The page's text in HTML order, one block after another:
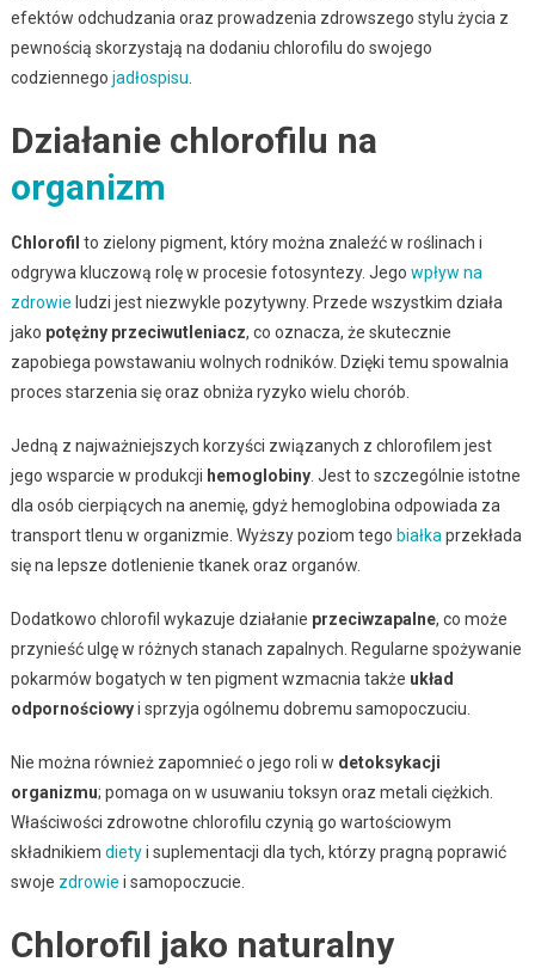
efektów odchudzania oraz prowadzenia zdrowszego stylu życia z
pewnością skorzystają na dodaniu chlorofilu do swojego
codziennego jadłospisu
Działanie chlorofilu na
organizm
Chlorofil to zielony pigment, który można znaleźć w roślinach i
odgrywa kluczową rolę w procesie fotosyntezy. Jego wpływ na
zdrowie ludzi jest niezwykle pozytywny. Przede wszystkim działa
jako potężny przeciwutleniacz, co oznacza, że skutecznie
zapobiega powstawaniu wolnych rodników. Dzięki temu spowalnia
proces starzenia się oraz obniża ryzyko wielu chorób.
Jedną z najważniejszych korzyści związanych z chlorofilem jest
jego wsparcie w produkcji hemoglobiny. Jest to szczególnie istotne
dla osób cierpiących na anemię, gdyż hemoglobina odpowiada za
transport tlenu w organizmie. Wyższy poziom tego białka przekłada
się na lepsze dotlenienie tkanek oraz organów.
Dodatkowo chlorofil wykazuje działanie przeciwzapalne, co może
przynieść ulgę w różnych stanach zapalnych. Regularne spożywanie
pokarmów bogatych w ten pigment wzmacnia także układ
odpornościowyi sprzyja ogólnemu dobremu samopoczuciu.
Nie można również zapomnieć o jego roli w detoksykacji
organizmu; pomaga on w usuwaniu toksyn oraz metali ciężkich.
Właściwości zdrowotne chlorofilu czynią go wartościowym
składnikiem dietyi suplementacji dla tych, którzy pragną poprawić
swoje zdrowie i samopoczucie.
Chlorofil jako naturalny